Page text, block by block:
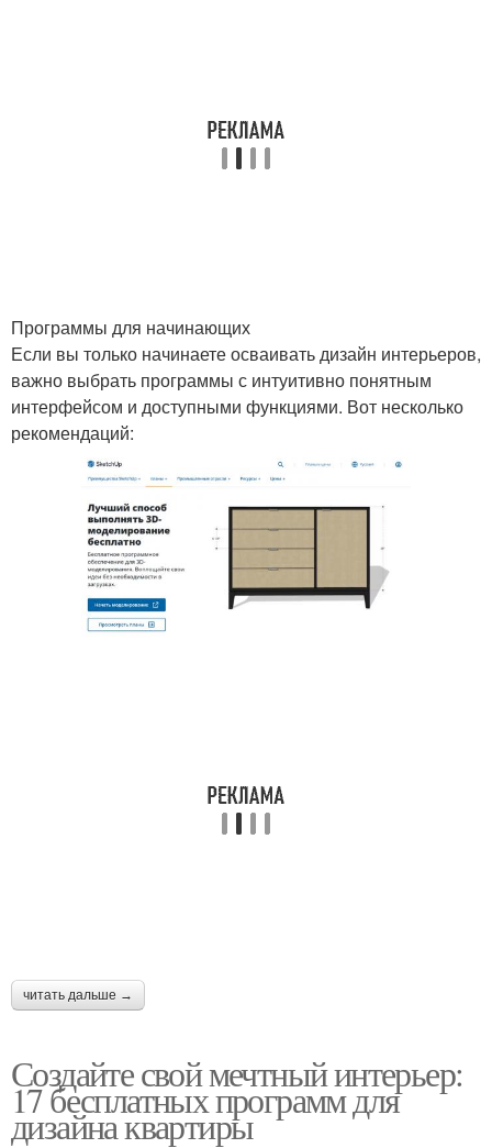
Программы для начинающих
Если вы только начинаете осваивать дизайн интерьеров,
важно выбрать программы с интуитивно понятным
интерфейсом и доступными функциями. Вот несколько
рекомендаций:
читать дальше →
Создайте свой мечтный интерьер:
17 бесплатных программ для
дизайна квартиры